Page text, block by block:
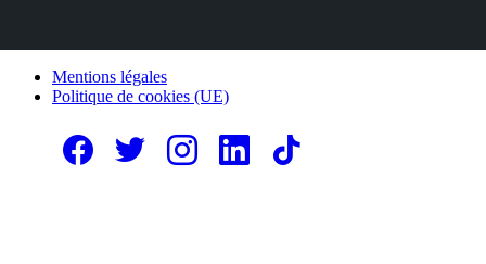
Mentions légales
Politique de cookies (UE)